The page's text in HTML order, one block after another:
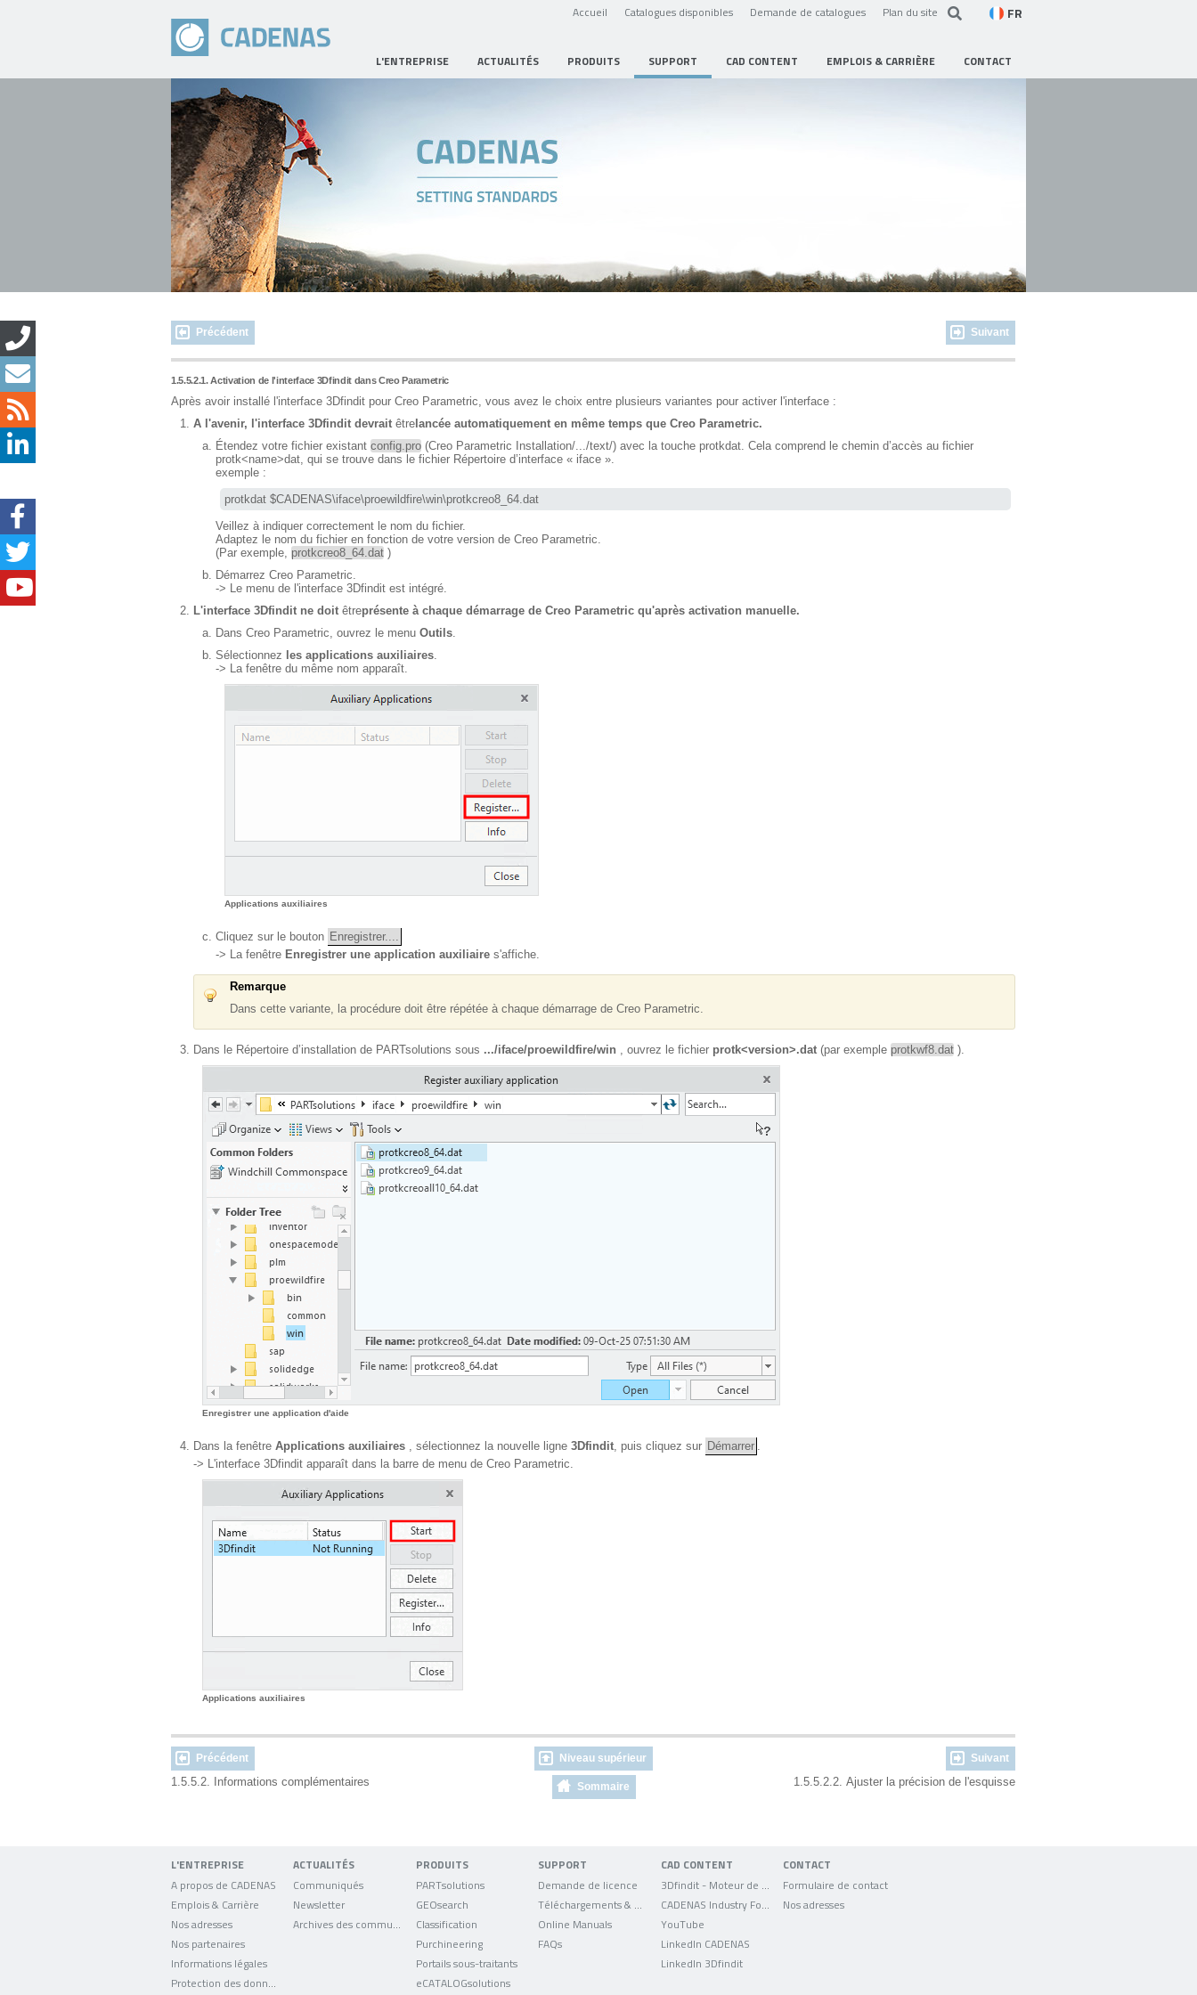
Accueil Catalogues disponibles Demande de catalogues Plan du site FR
L'ENTREPRISE ACTUALITÉS PRODUITS SUPPORT CAD CONTENT EMPLOIS & CARRIÈRE CONTACT
Précédent Suivant
1.5.5.2.1. Activation de l'interface 3Dfindit dans Creo Parametric
Après avoir installé l'interface 3Dfindit pour Creo Parametric, vous avez le choix entre plusieurs variantes pour activer l'interface :
A l'avenir, l'interface 3Dfindit devrait être lancée automatiquement en même temps que Creo Parametric.
Étendez votre fichier existant config.pro (Creo Parametric Installation/.../text/) avec la touche protkdat. Cela comprend le chemin d’accès au fichier
protk<name>dat, qui se trouve dans le fichier Répertoire d’interface « iface ».
exemple :
protkdat $CADENAS\iface\proewildfire\win\protkcreo8_64.dat
Veillez à indiquer correctement le nom du fichier.
Adaptez le nom du fichier en fonction de votre version de Creo Parametric.
(Par exemple, protkcreo8_64.dat )
Démarrez Creo Parametric.
-> Le menu de l'interface 3Dfindit est intégré.
L'interface 3Dfindit ne doit êtreprésente à chaque démarrage de Creo Parametric qu'après activation manuelle.
Dans Creo Parametric, ouvrez le menu Outils.
Sélectionnez les applications auxiliaires.
-> La fenêtre du même nom apparaît.
Applications auxiliaires
Cliquez sur le bouton Enregistrer....
-> La fenêtre Enregistrer une application auxiliaire s'affiche.
Remarque
Dans cette variante, la procédure doit être répétée à chaque démarrage de Creo Parametric.
Dans le Répertoire d’installation de PARTsolutions sous .../iface/proewildfire/win , ouvrez le fichier protk<version>.dat (par exemple protkwf8.dat ).
Enregistrer une application d'aide
Dans la fenêtre Applications auxiliaires , sélectionnez la nouvelle ligne 3Dfindit, puis cliquez sur Démarrer .
-> L'interface 3Dfindit apparaît dans la barre de menu de Creo Parametric.
Applications auxiliaires
Précédent Niveau supérieur Suivant
1.5.5.2. Informations complémentaires Sommaire 1.5.5.2.2. Ajuster la précision de l'esquisse
L'ENTREPRISE
A propos de CADENAS
Emplois & Carrière
Nos adresses
Nos partenaires
Informations légales
ACTUALITÉS
Communiqués
Newsletter
PRODUITS
PARTsolutions
GEOsearch
Classification
Purchineering
Portails sous-traitants
eCATALOGsolutions
SUPPORT
Demande de licence
Online Manuals
FAQs
CAD CONTENT
YouTube
LinkedIn CADENAS
LinkedIn 3Dfindit
CONTACT
Formulaire de contact
Nos adresses